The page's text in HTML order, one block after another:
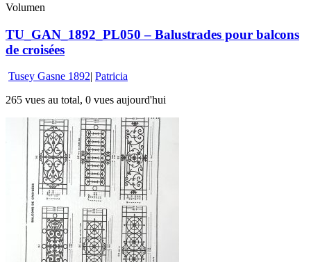
Volumen
TU_GAN_1892_PL050 – Balustrades pour balcons
de croisées
Tusey Gasne 1892 Patricia
265 vues au total, 0 vues aujourd'hui